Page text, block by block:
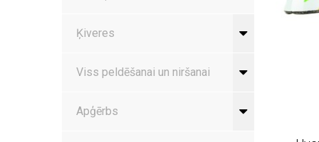
Ķiveres
Viss peldēšanai un niršanai
Apģērbs